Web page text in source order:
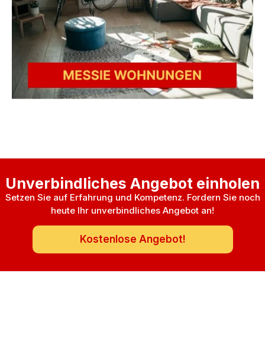
Unverbindliches Angebot einholen
Setzen Sie auf Erfahrung und Kompetenz. Fordern Sie noch
heute Ihr unverbindliches Angebot an!
Kostenlose Angebot!